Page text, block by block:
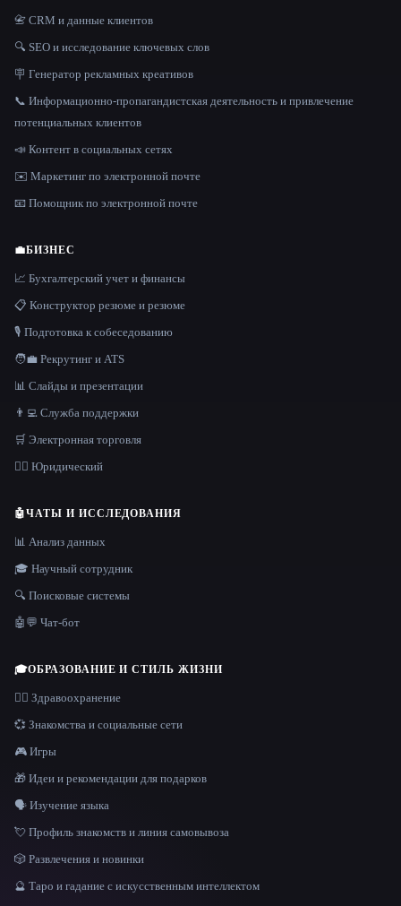
📇 CRM и данные клиентов
🔍 SEO и исследование ключевых слов
🪧 Генератор рекламных креативов
📞 Информационно-пропагандистская деятельность и привлечение
потенциальных клиентов
📣 Контент в социальных сетях
✉️ Маркетинг по электронной почте
📧 Помощник по электронной почте
💼БИЗНЕС
📈 Бухгалтерский учет и финансы
📋 Конструктор резюме и резюме
🎙️ Подготовка к собеседованию
🧑‍💼 Рекрутинг и ATS
📊 Слайды и презентации
👨‍💻 Служба поддержки
🛒 Электронная торговля
👩‍⚖️ Юридический
🤖ЧАТЫ И ИССЛЕДОВАНИЯ
📊 Анализ данных
🎓 Научный сотрудник
🔍 Поисковые системы
🤖💬 Чат-бот
🎓ОБРАЗОВАНИЕ И СТИЛЬ ЖИЗНИ
👩‍⚕️ Здравоохранение
💞 Знакомства и социальные сети
🎮 Игры
🎁 Идеи и рекомендации для подарков
🗣️ Изучение языка
💘 Профиль знакомств и линия самовывоза
🎲 Развлечения и новинки
🔮 Таро и гадание с искусственным интеллектом